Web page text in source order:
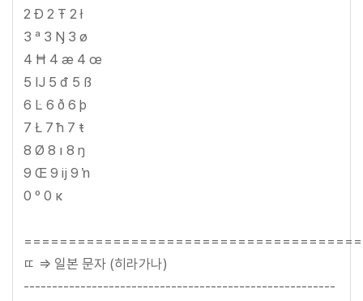
2 Ð 2 Ŧ 2 ł
3 ª 3 Ŋ 3 ø
4 Ħ 4 æ 4 œ
5 Ĳ 5 đ 5 ß
6 Ŀ 6 ð 6 þ
7 Ł 7 ħ 7 ŧ
8 Ø 8 ı 8 ŋ
9 Œ 9 ĳ 9 ŉ
0 º 0 ĸ
ㄸ => 일본 문자 (히라가나)
-------------------------------------------------------